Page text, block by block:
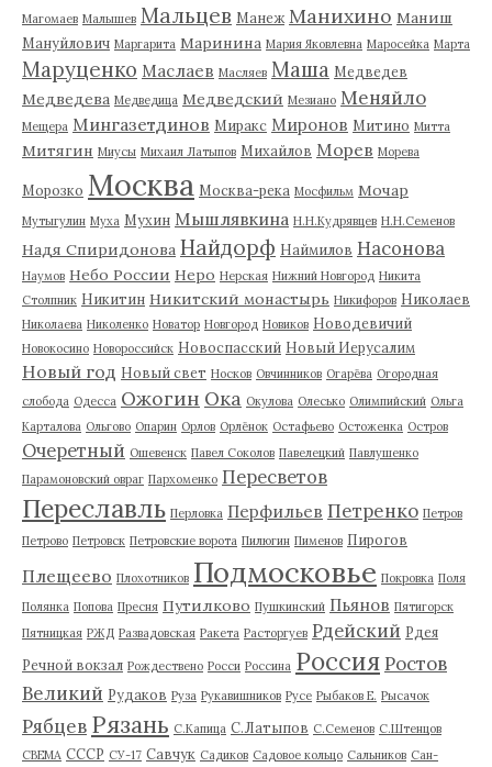
Магомаев Малышев Мальцев Манеж Манихино Маниш
Мануйлович Маргарита Маринина Мария Яковлевна Маросейка Марта
Маруценко Маслаев Масляев Маша Медведев
Медведева Медведица Медведский Мезиано Меняйло
Мещера Мингазетдинов Миракс Миронов Митино Митта
Митягин Миусы Михаил Латыпов Михайлов Морев Морева
Морозко Москва Москва-река Мосфильм Мочар
Мутыгулин Муха Мухин Мышлявкина Н.Н.Кудрявцев Н.Н.Семенов
Надя Спиридонова Найдорф Наймилов Насонова
Наумов Небо России Неро Нерская Нижний Новгород Никита
Столпник Никитин Никитский монастырь Никифоров Николаев
Николаева Николенко Новатор Новгород Новиков Новодевичий
Новокосино Новороссийск Новоспасский Новый Иерусалим
Новый год Новый свет Носков Овчинников Огарёва Огородная
слобода Одесса Ожогин Ока Окулова Олесько Олимпийский Ольга
Карталова Ольгово Опарин Орлов Орлёнок Остафьево Остоженка Остров
Очеретный Ошевенск Павел Соколов Павелецкий Павлушенко
Парамоновский овраг Пархоменко Пересветов
Переславль Перловка Перфильев Петренко Петров
Петрово Петровск Петровские ворота Пилюгин Пименов Пирогов
Плещеево Плохотников Подмосковье Покровка Поля
Полянка Попова Пресня Путилково Пушкинский Пьянов Пятигорск
Пятницкая РЖД Развадовская Ракета Расторгуев Рдейский Рдея
Речной вокзал Рождествено Росси Россина Россия Ростов
Великий Рудаков Руза Рукавишников Русе Рыбаков Е. Рысачок
Рябцев Рязань С.Капица С.Латыпов С.Семенов С.Штенцов
СВЕМА СССР СУ-17 Савчук Садиков Садовое кольцо Сальников Сан-